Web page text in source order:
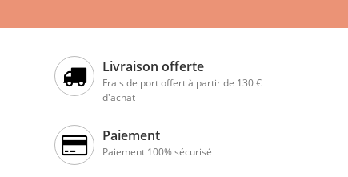
Livraison offerte
Frais de port offert à partir de 130 €
d'achat
Paiement
Paiement 100% sécurisé